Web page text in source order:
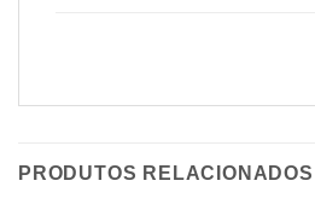
PRODUTOS RELACIONADOS